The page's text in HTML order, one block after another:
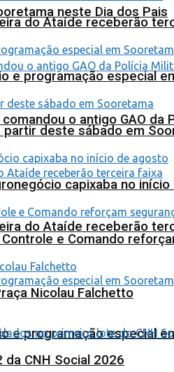
neste Dia dos Pais
o antigo GAO da
do Ataíde receberão
e programação especial
do Ataíde receberão
e programação especial
partir deste sábado em
capixaba no
e Comando
Nicolau Falchetto
CNH Social 2026